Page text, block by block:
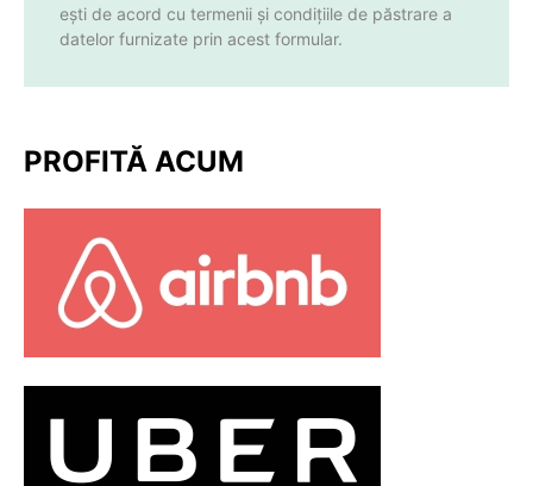
ești de acord cu termenii și condițiile de păstrare a
datelor furnizate prin acest formular.
PROFITĂ ACUM